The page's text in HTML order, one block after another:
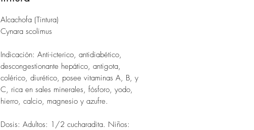
Alcachofa (Tintura)
Cynara scolimus
Indicación: Anti-icterico, antidiabético,
descongestionante hepático, antigota,
colérico, diurético, posee vitaminas A, B, y
C, rica en sales minerales, fósforo, yodo,
hierro, calcio, magnesio y azufre.
Dosis: Adultos: 1/2 cucharadita. Niños: